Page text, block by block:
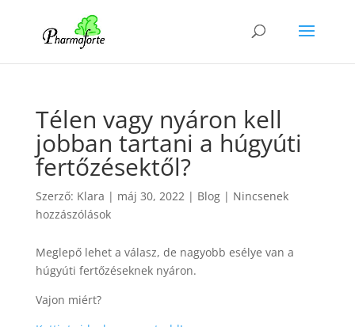
Télen vagy nyáron kell
jobban tartani a húgyúti
fertőzésektől?
Szerző: Klara | máj 30, 2022| Blog| Nincsenek
hozzászólások
Meglepő lehet a válasz, de nagyobb esélye van a
húgyúti fertőzéseknek nyáron.
Vajon miért?